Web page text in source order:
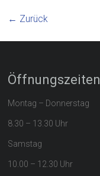
← Zurück
Öffnungszeiten
Montag – Donnerstag
8.30 – 13.30 Uhr
Samstag
10.00 – 12.30 Uhr